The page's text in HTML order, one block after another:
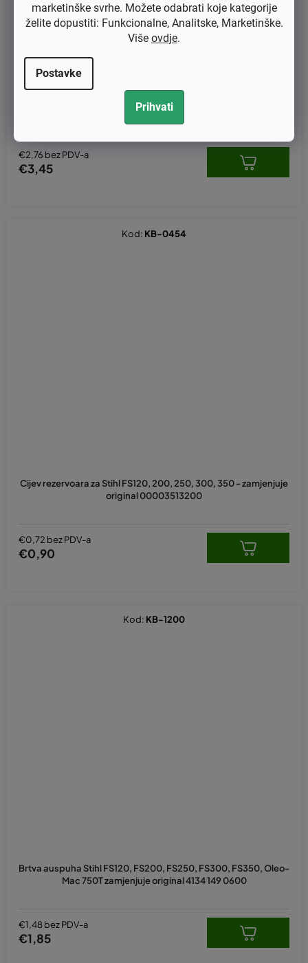
marketinške svrhe. Možete odabrati koje kategorije
želite dopustiti: Funkcionalne, Analitske, Marketinške.
Više ovdje.
Postavke
Prihvati
€2,76 bez PDV-a
€3,45
Cijev rezervoara za Stihl FS120, 200, 250, 300, 350 - zamjenjuje
original 00003513200
€0,72 bez PDV-a
€0,90
Kod: KB-0454
Brtva auspuha Stihl FS120, FS200, FS250, FS300, FS350, Oleo-
Mac 750T zamjenjuje original 4134 149 0600
€1,48 bez PDV-a
€1,85
Kod: KB-1200